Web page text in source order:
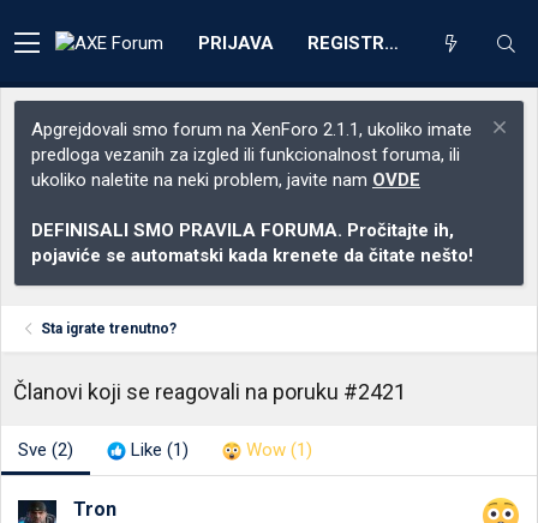
PRIJAVA REGISTRACIJA
Apgrejdovali smo forum na XenForo 2.1.1, ukoliko imate
predloga vezanih za izgled ili funkcionalnost foruma, ili
ukoliko naletite na neki problem, javite nam OVDE
DEFINISALI SMO PRAVILA FORUMA. Pročitajte ih,
pojaviće se automatski kada krenete da čitate nešto!
Sta igrate trenutno?
Članovi koji se reagovali na poruku #2421
Sve (2) Like (1) Wow (1)
Tron